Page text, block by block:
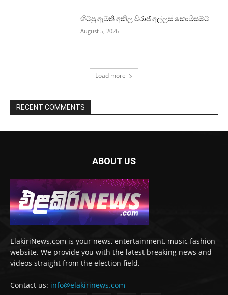
හිටපු ඇමති අකිල විරාජ් අල්ලස් කොමිසමට
August 5, 2026
Load more
RECENT COMMENTS
ABOUT US
ElakiriNews.com is your news, entertainment, music fashion
website. We provide you with the latest breaking news and
videos straight from the election field.
Contact us: info@elakirinews.com